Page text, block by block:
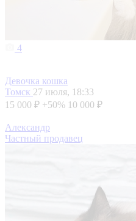
4
Девочка кошка
Томск 27 июля, 18:33
15 000 ₽ +50% 10 000 ₽
Александр
Частный продавец